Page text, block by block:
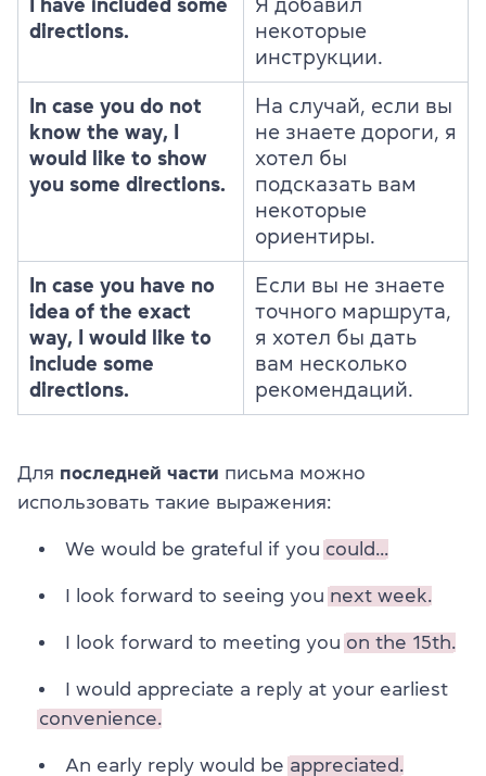
I have included some
directions.
Я добавил
некоторые
инструкции.
In case you do not
know the way, I
would like to show
you some directions.
На случай, если вы
не знаете дороги, я
хотел бы
подсказать вам
некоторые
ориентиры.
In case you have no
idea of the exact
way, I would like to
include some
directions.
Если вы не знаете
точного маршрута,
я хотел бы дать
вам несколько
рекомендаций.
Для последней части письма можно
использовать такие выражения:
We would be grateful if you could...
I look forward to seeing you next week.
I look forward to meeting you on the 15th.
I would appreciate a reply at your earliest
convenience.
An early reply would be appreciated.